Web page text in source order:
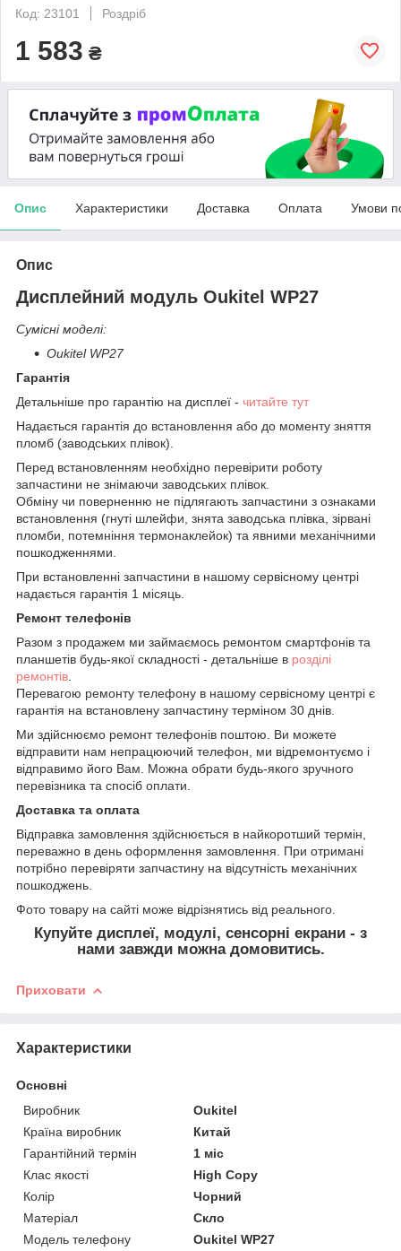
Код: 23101
Роздріб
1 583 ₴
Опис Характеристики Доставка Оплата Умови
Опис
Дисплейний модуль Oukitel WP27
Сумісні моделі:
Oukitel WP27
Гарантія
Детальніше про гарантію на дисплеї - читайте тут
Надається гарантія до встановлення або до моменту зняття
пломб (заводських плівок).
Перед встановленням необхідно перевірити роботу
запчастини не знімаючи заводських плівок.
Обміну чи поверненню не підлягають запчастини з ознаками
встановлення (гнуті шлейфи, знята заводська плівка, зірвані
пломби, потемніння термонаклейок) та явними механічними
пошкодженнями.
При встановленні запчастини в нашому сервісному центрі
надається гарантія 1 місяць.
Ремонт телефонів
Разом з продажем ми займаємось ремонтом смартфонів та
планшетів будь-якої складності - детальніше в розділі
ремонтів
Перевагою ремонту телефону в нашому сервісному центрі є
гарантія на встановлену запчастину терміном 30 днів.
Ми здійснюємо ремонт телефонів поштою. Ви можете
відправити нам непрацюючий телефон, ми відремонтуємо і
відправимо його Вам. Можна обрати будь-якого зручного
перевізника та спосіб оплати.
Доставка та оплата
Відправка замовлення здійснюється в найкоротший термін,
переважно в день оформлення замовлення. При отримані
потрібно перевіряти запчастину на відсутність механічних
пошкоджень.
Фото товару на сайті може відрізнятись від реального.
Купуйте дисплеї, модулі, сенсорні екрани - з
нами завжди можна домовитись.
Приховати
Характеристики
Основні
Виробник
Oukitel
Країна виробник
Китай
Гарантійний термін
1 міс
Клас якості
High Copy
Колір
Чорний
Матеріал
Скло
Модель телефону
Oukitel WP27